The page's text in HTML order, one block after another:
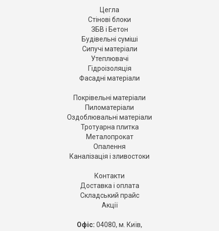
Цегла
Стінові блоки
ЗБВ і Бетон
Будівельні суміші
Сипучі матеріали
Утеплювачі
Гідроізоляція
Фасадні матеріали
Покрівельні матеріали
Пиломатеріали
Оздоблювальні матеріали
Тротуарна плитка
Металопрокат
Опалення
Каналізація і зливостоки
Контакти
Доставка і оплата
Складський прайс
Акції
Офіс: 04080, м. Київ,